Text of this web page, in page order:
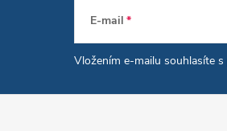
E-mail
Vložením e-mailu souhlasíte s